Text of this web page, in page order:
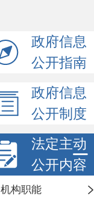
政府信息
公开指南
政府信息
公开制度
法定主动
公开内容
机构职能